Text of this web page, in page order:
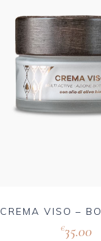
CREMA VISO –
€35.00